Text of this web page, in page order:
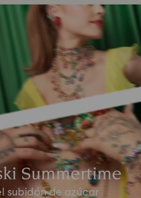
Summertime
subidón de azúcar